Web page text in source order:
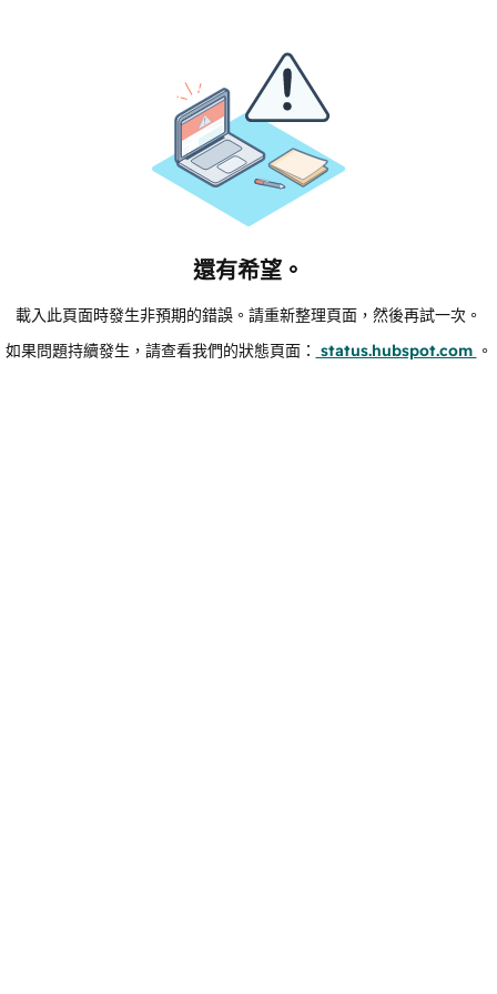
還有希望。
載入此頁面時發生非預期的錯誤。請重新整理頁面，然後再試一次。
如果問題持續發生，請查看我們的狀態頁面： status.hubspot.com 。